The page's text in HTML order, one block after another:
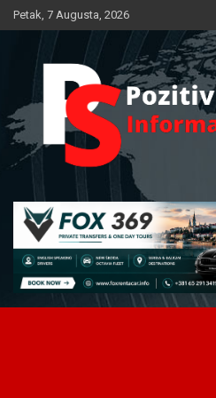
Skip
to
Petak, 7 Augusta, 2026
Pozitivna Srpska